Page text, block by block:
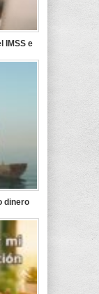
IMSS e
dinero